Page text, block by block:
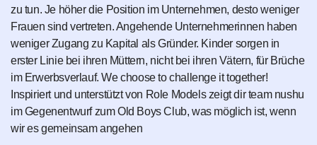
zu tun. Je höher die Position im Unternehmen, desto weniger
Frauen sind vertreten. Angehende Unternehmerinnen haben
weniger Zugang zu Kapital als Gründer. Kinder sorgen in
erster Linie bei ihren Müttern, nicht bei ihren Vätern, für Brüche
im Erwerbsverlauf. We choose to challenge it together!
Inspiriert und unterstützt von Role Models zeigt dir team nushu
im Gegenentwurf zum Old Boys Club, was möglich ist, wenn
wir es gemeinsam angehen